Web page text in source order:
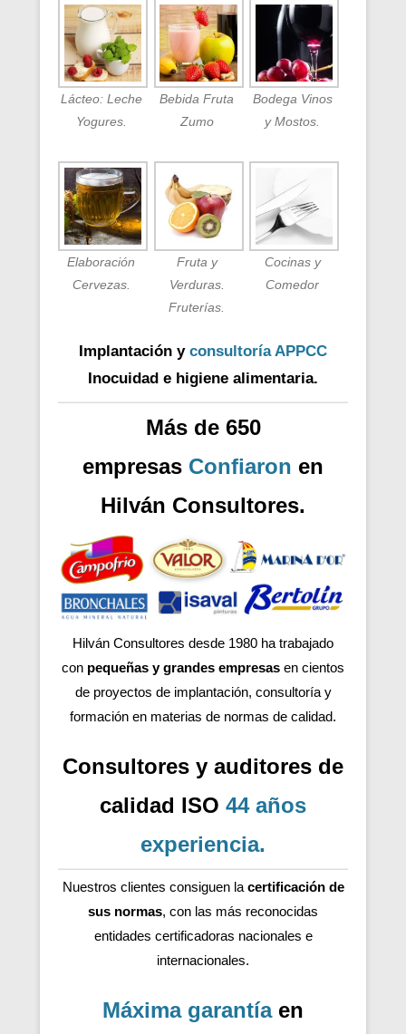
Lácteo: Leche
Yogures.
Bebida Fruta
Zumo
Bodega Vinos
y Mostos.
Elaboración
Cervezas.
Fruta y
Verduras.
Fruterías.
Cocinas y
Comedor
Implantación y consultoría APPCC
Inocuidad e higiene alimentaria.
Más de 650
empresas Confiaron en
Hilván Consultores.
Hilván Consultores desde 1980 ha trabajado
con pequeñas y grandes empresas en cientos
de proyectos de implantación, consultoría y
formación en materias de normas de calidad.
Consultores y auditores de
calidad ISO 44 años
experiencia.
Nuestros clientes consiguen la certificación de
sus normas, con las más reconocidas
entidades certificadoras nacionales e
internacionales.
Máxima garantíaen